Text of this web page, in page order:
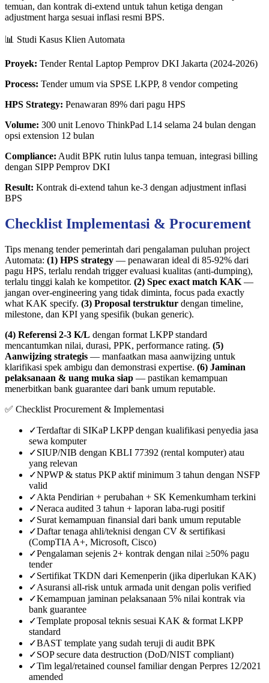
temuan, dan kontrak di-extend untuk tahun ketiga dengan
adjustment harga sesuai inflasi resmi BPS.
📊 Studi Kasus Klien Automata
Proyek: Tender Rental Laptop Pemprov DKI Jakarta (2024-2026)
Process: Tender umum via SPSE LKPP, 8 vendor competing
HPS Strategy: Penawaran 89% dari pagu HPS
Volume: 300 unit Lenovo ThinkPad L14 selama 24 bulan dengan
opsi extension 12 bulan
Compliance: Audit BPK rutin lulus tanpa temuan, integrasi billing
dengan SIPP Pemprov DKI
Result: Kontrak di-extend tahun ke-3 dengan adjustment inflasi
BPS
Checklist Implementasi & Procurement
Tips menang tender pemerintah dari pengalaman puluhan project
Automata: (1) HPS strategy — penawaran ideal di 85-92% dari
pagu HPS, terlalu rendah trigger evaluasi kualitas (anti-dumping),
terlalu tinggi kalah ke kompetitor. (2) Spec exact match KAK —
jangan over-engineering yang tidak diminta, focus pada exactly
what KAK specify. (3) Proposal terstruktur dengan timeline,
milestone, dan KPI yang spesifik (bukan generic).
(4) Referensi 2-3 K/L dengan format LKPP standard
mencantumkan nilai, durasi, PPK, performance rating. (5)
Aanwijzing strategis — manfaatkan masa aanwijzing untuk
klarifikasi spek ambigu dan demonstrasi expertise. (6) Jaminan
pelaksanaan & uang muka siap — pastikan kemampuan
menerbitkan bank guarantee dari bank umum reputable.
✅ Checklist Procurement & Implementasi
✓Terdaftar di SIKaP LKPP dengan kualifikasi penyedia jasa
sewa komputer
✓SIUP/NIB dengan KBLI 77392 (rental komputer) atau
yang relevan
✓NPWP & status PKP aktif minimum 3 tahun dengan NSFP
valid
✓Akta Pendirian + perubahan + SK Kemenkumham terkini
✓Neraca audited 3 tahun + laporan laba-rugi positif
✓Surat kemampuan finansial dari bank umum reputable
✓Daftar tenaga ahli/teknisi dengan CV & sertifikasi
(CompTIA A+, Microsoft, Cisco)
✓Pengalaman sejenis 2+ kontrak dengan nilai ≥50% pagu
tender
✓Sertifikat TKDN dari Kemenperin (jika diperlukan KAK)
✓Asuransi all-risk untuk armada unit dengan polis verified
✓Kemampuan jaminan pelaksanaan 5% nilai kontrak via
bank guarantee
✓Template proposal teknis sesuai KAK & format LKPP
standard
✓BAST template yang sudah teruji di audit BPK
✓SOP secure data destruction (DoD/NIST compliant)
✓Tim legal/retained counsel familiar dengan Perpres 12/2021
amended